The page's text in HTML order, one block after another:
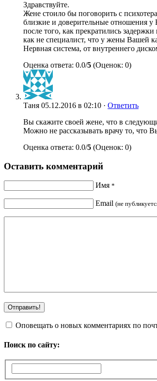
Здравствуйте.
Жене стоило бы поговорить с
близкие и доверительные отношения у
после того, как прекратились
как не специалист, что у жены Вашей
Нервная система, от внутреннего
Оценка ответа: 0.0/5 (Оценок: 0)
Таня 05.12.2016 в 02:10 · Ответить
Вы скажите своей жене, что в
Можно не рассказывать врачу то, что
Оценка ответа: 0.0/5 (Оценок: 0)
Оставить комментарий
Имя *
Email (не
Оповещать о новых комментариях по
Поиск по сайту: